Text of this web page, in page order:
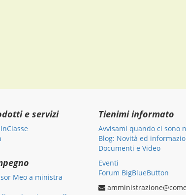
e servizi
Meo a ministra
Tienimi informato
Avvisami quando ci sono
Blog: Novità ed
Documenti e Video
Eventi
Forum BigBlueButton